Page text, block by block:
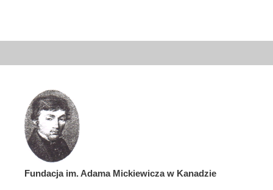
Fundacja im. Adama Mickiewicza w Kanadzie